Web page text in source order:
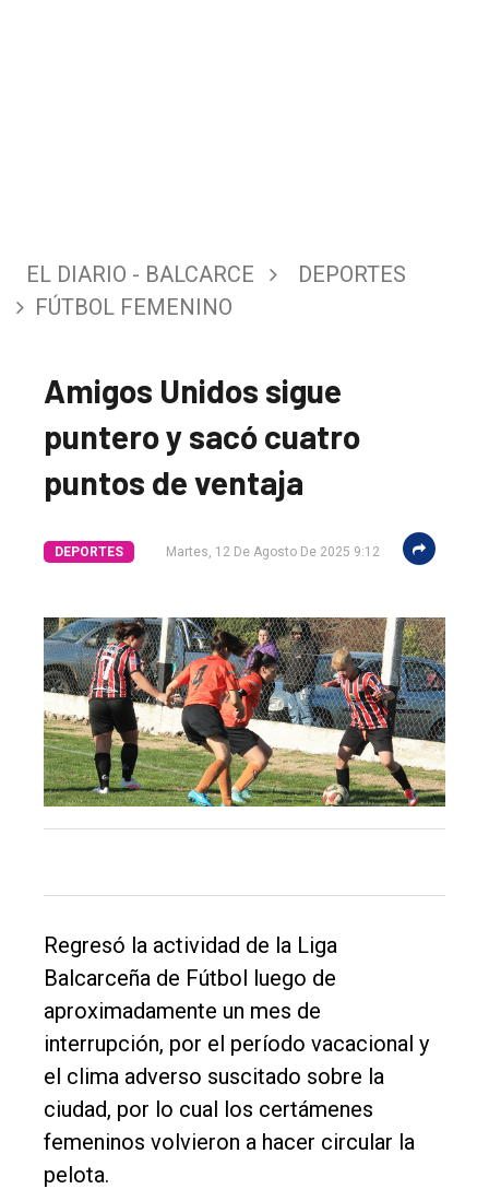
El
Balcarce
Inicio
Tendencia
Int.
General
Política
EL DIARIO - BALCARCE
DEPORTES
FÚTBOL FEMENINO
Amigos Unidos sigue
puntero y sacó cuatro
puntos de ventaja
DEPORTES Martes, 12 De Agosto De 2025 9:12
Regresó la actividad de la Liga
Balcarceña de Fútbol luego de
aproximadamente un mes de
interrupción, por el período vacacional y
el clima adverso suscitado sobre la
ciudad, por lo cual los certámenes
femeninos volvieron a hacer circular la
pelota.